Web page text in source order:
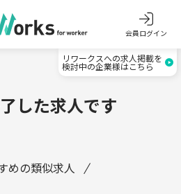
会員ログイン
リワークスへの求人掲載を
検討中の企業様はこちら
した求人です
めの類似求人